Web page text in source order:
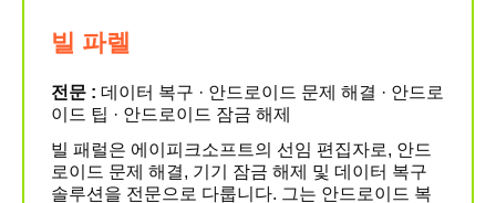
빌 파렐
전문 : 데이터 복구 · 안드로이드 문제 해결 · 안드로
이드 팁 · 안드로이드 잠금 해제
빌 패럴은 에이피크소프트의 선임 편집자로, 안드
로이드 문제 해결, 기기 잠금 해제 및 데이터 복구
솔루션을 전문으로 다룹니다. 그는 안드로이드 복